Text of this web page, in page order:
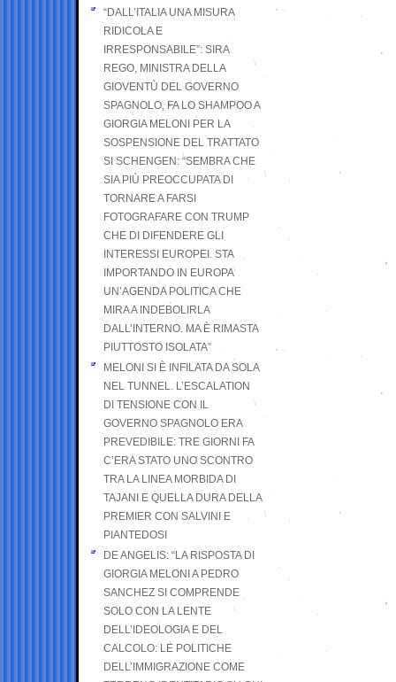
“DALL’ITALIA UNA MISURA
RIDICOLA E
IRRESPONSABILE”: SIRA
REGO, MINISTRA DELLA
GIOVENTÙ DEL GOVERNO
SPAGNOLO, FA LO SHAMPOO A
GIORGIA MELONI PER LA
SOSPENSIONE DEL TRATTATO
SI SCHENGEN: “SEMBRA CHE
SIA PIÙ PREOCCUPATA DI
TORNARE A FARSI
FOTOGRAFARE CON TRUMP
CHE DI DIFENDERE GLI
INTERESSI EUROPEI. STA
IMPORTANDO IN EUROPA
UN’AGENDA POLITICA CHE
MIRA A INDEBOLIRLA
DALL’INTERNO. MA È RIMASTA
PIUTTOSTO ISOLATA”
MELONI SI È INFILATA DA SOLA
NEL TUNNEL. L’ESCALATION
DI TENSIONE CON IL
GOVERNO SPAGNOLO ERA
PREVEDIBILE: TRE GIORNI FA
C’ERA STATO UNO SCONTRO
TRA LA LINEA MORBIDA DI
TAJANI E QUELLA DURA DELLA
PREMIER CON SALVINI E
PIANTEDOSI
DE ANGELIS: “LA RISPOSTA DI
GIORGIA MELONI A PEDRO
SANCHEZ SI COMPRENDE
SOLO CON LA LENTE
DELL’IDEOLOGIA E DEL
CALCOLO: LE POLITICHE
DELL’IMMIGRAZIONE COME